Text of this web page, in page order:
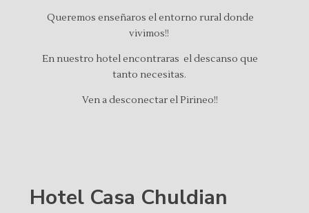
Queremos enseñaros el entorno rural donde
vivimos!!
En nuestro hotel encontraras el descanso que
tanto necesitas.
Ven a desconectar el Pirineo!!
Hotel Casa Chuldian